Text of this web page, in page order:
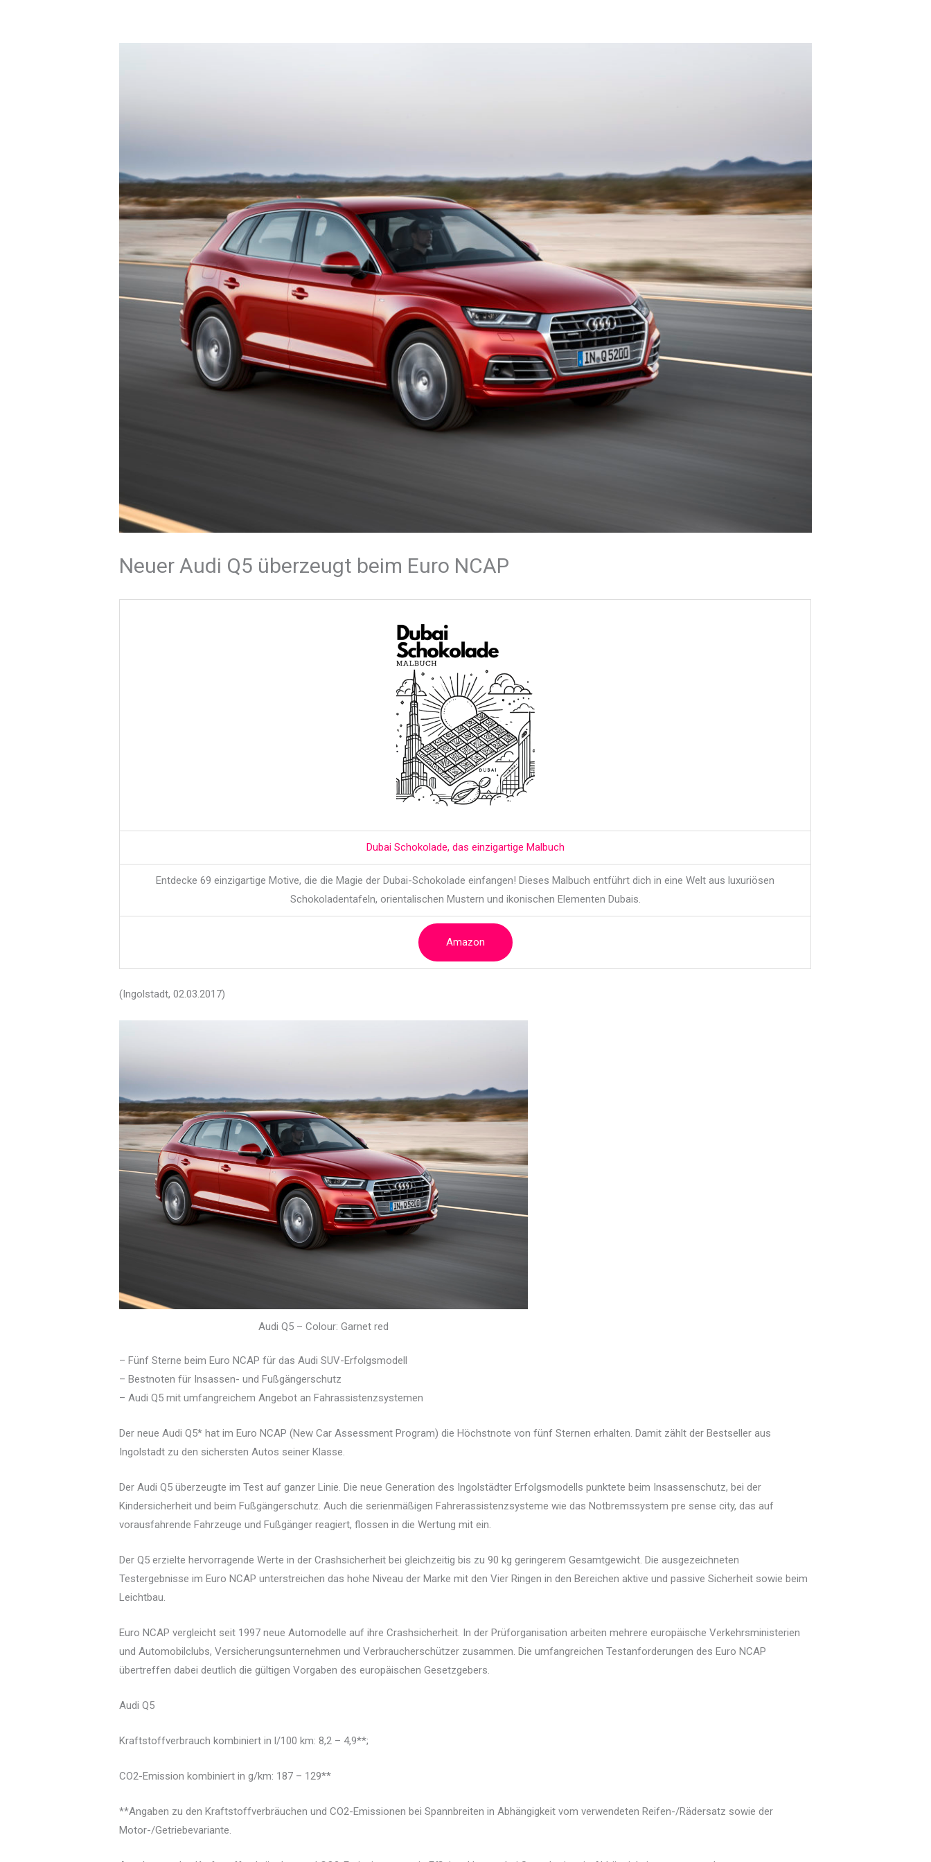
Neuer Audi Q5 überzeugt beim Euro NCAP
Dubai Schokolade, das einzigartige Malbuch
Entdecke 69 einzigartige Motive, die die Magie der Dubai-Schokolade einfangen! Dieses Malbuch entführt dich in eine Welt aus luxuriösen
Schokoladentafeln, orientalischen Mustern und ikonischen Elementen Dubais.
Amazon
(Ingolstadt, 02.03.2017)
Audi Q5 – Colour: Garnet red
– Fünf Sterne beim Euro NCAP für das Audi SUV-Erfolgsmodell
– Bestnoten für Insassen- und Fußgängerschutz
– Audi Q5 mit umfangreichem Angebot an Fahrassistenzsystemen
Der neue Audi Q5* hat im Euro NCAP (New Car Assessment Program) die Höchstnote von fünf Sternen erhalten. Damit zählt der Bestseller aus
Ingolstadt zu den sichersten Autos seiner Klasse.
Der Audi Q5 überzeugte im Test auf ganzer Linie. Die neue Generation des Ingolstädter Erfolgsmodells punktete beim Insassenschutz, bei der
Kindersicherheit und beim Fußgängerschutz. Auch die serienmäßigen Fahrerassistenzsysteme wie das Notbremssystem pre sense city, das auf
vorausfahrende Fahrzeuge und Fußgänger reagiert, flossen in die Wertung mit ein.
Der Q5 erzielte hervorragende Werte in der Crashsicherheit bei gleichzeitig bis zu 90 kg geringerem Gesamtgewicht. Die ausgezeichneten
Testergebnisse im Euro NCAP unterstreichen das hohe Niveau der Marke mit den Vier Ringen in den Bereichen aktive und passive Sicherheit sowie beim
Leichtbau.
Euro NCAP vergleicht seit 1997 neue Automodelle auf ihre Crashsicherheit. In der Prüforganisation arbeiten mehrere europäische Verkehrsministerien
und Automobilclubs, Versicherungsunternehmen und Verbraucherschützer zusammen. Die umfangreichen Testanforderungen des Euro NCAP
übertreffen dabei deutlich die gültigen Vorgaben des europäischen Gesetzgebers.
Audi Q5
Kraftstoffverbrauch kombiniert in l/100 km: 8,2 – 4,9**;
CO2-Emission kombiniert in g/km: 187 – 129**
**Angaben zu den Kraftstoffverbräuchen und CO2-Emissionen bei Spannbreiten in Abhängigkeit vom verwendeten Reifen-/Rädersatz sowie der
Motor-/Getriebevariante.